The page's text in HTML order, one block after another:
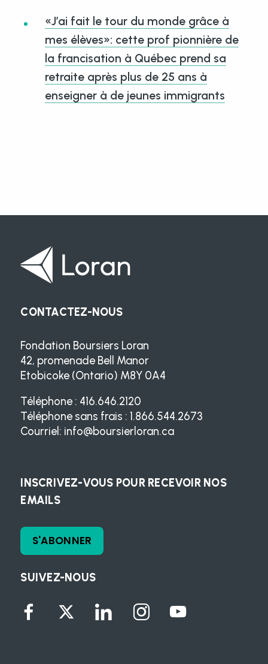
«J’ai fait le tour du monde grâce à
mes élèves»: cette prof pionnière de
la francisation à Québec prend sa
retraite après plus de 25 ans à
enseigner à de jeunes immigrants
SUIVEZ-NOUS
CONTACTEZ-NOUS
Fondation Boursiers Loran
42, promenade Bell Manor
Etobicoke (Ontario) M8Y 0A4
Téléphone : 416.646.2120
Téléphone sans frais : 1.866.544.2673
Courriel: info@boursierloran.ca
INSCRIVEZ-VOUS POUR RECEVOIR NOS
EMAILS
S'ABONNER